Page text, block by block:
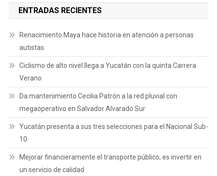
ENTRADAS RECIENTES
Renacimiento Maya hace historia en atención a personas
autistas
Ciclismo de alto nivel llega a Yucatán con la quinta Carrera
Verano
Da mantenimiento Cecilia Patrón a la red pluvial con
megaoperativo en Salvador Alvarado Sur
Yucatán presenta a sus tres selecciones para el Nacional Sub-
10
Mejorar financieramente el transporte público, es invertir en
un servicio de calidad